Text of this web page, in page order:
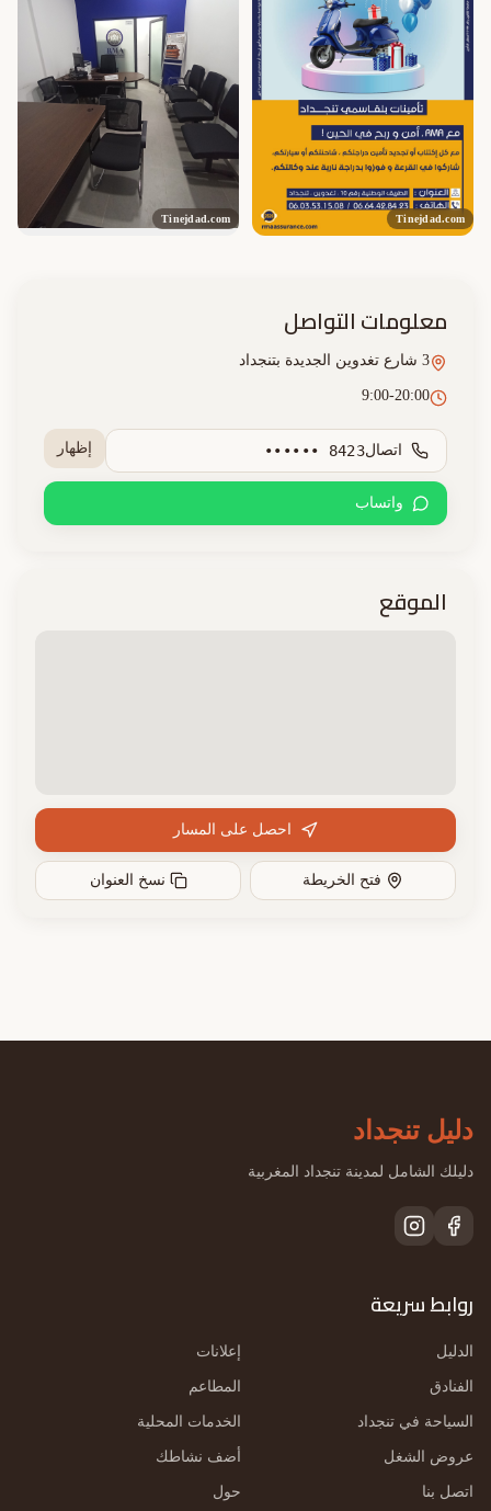
Tinejdad.com
Tinejdad.com
معلومات التواصل
3 شارع تغدوين الجديدة بتنجداد
9:00-20:00
اتصال•••••• 8423 إظهار
واتساب
الموقع
احصل على المسار
فتح الخريطة نسخ العنوان
دليل تنجداد
دليلك الشامل لمدينة تنجداد المغربية
روابط سريعة
الدليل إعلانات
الفنادق المطاعم
السياحة في تنجداد الخدمات المحلية
عروض الشغل أضف نشاطك
اتصل بنا حول